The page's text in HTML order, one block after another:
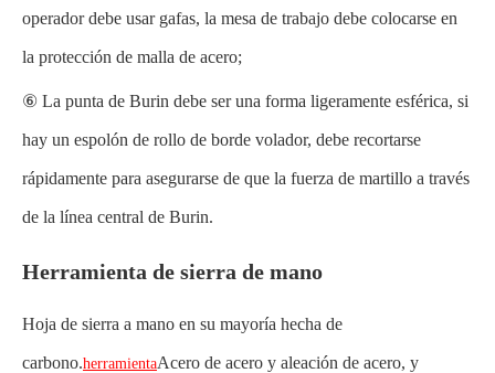
operador debe usar gafas, la mesa de trabajo debe colocarse en
la protección de malla de acero;
⑥ La punta de Burin debe ser una forma ligeramente esférica, si
hay un espolón de rollo de borde volador, debe recortarse
rápidamente para asegurarse de que la fuerza de martillo a través
de la línea central de Burin.
Herramienta de sierra de mano
Hoja de sierra a mano en su mayoría hecha de
carbono.herramientaAcero de acero y aleación de acero, y